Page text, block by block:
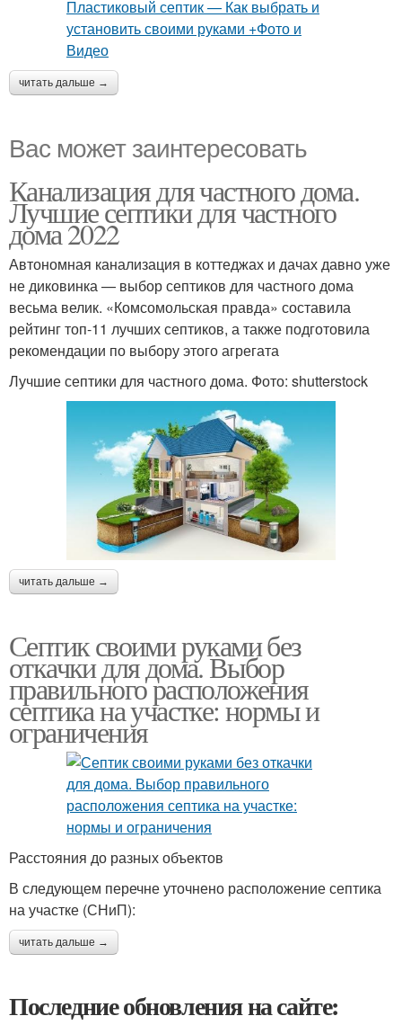
читать дальше →
Вас может заинтересовать
Канализация для частного дома.
Лучшие септики для частного
дома 2022
Автономная канализация в коттеджах и дачах давно уже
не диковинка — выбор септиков для частного дома
весьма велик. «Комсомольская правда» составила
рейтинг топ-11 лучших септиков, а также подготовила
рекомендации по выбору этого агрегата
Лучшие септики для частного дома. Фото: shutterstock
читать дальше →
Септик своими руками без
откачки для дома. Выбор
правильного расположения
септика на участке: нормы и
ограничения
Расстояния до разных объектов
В следующем перечне уточнено расположение септика
на участке (СНиП):
читать дальше →
Последние обновления на сайте: